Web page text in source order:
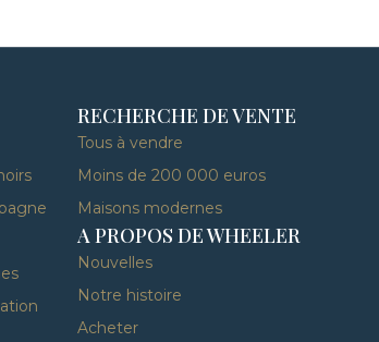
RECHERCHE DE VENTE
Tous à vendre
Moins de 200 000 euros
Maisons modernes
A PROPOS DE WHEELER
Nouvelles
Notre histoire
Acheter